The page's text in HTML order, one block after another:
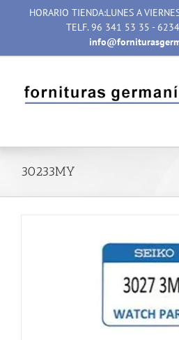
HORARIO TIENDA:LUNES A
TELF. 96 341 53 35 -
30233MY